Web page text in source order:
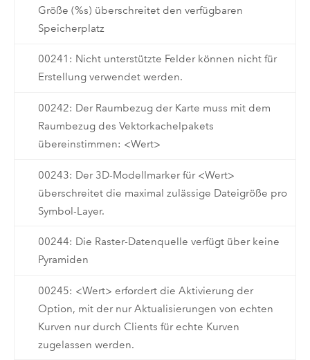
Größe (%s) überschreitet den verfügbaren
Speicherplatz
00241: Nicht unterstützte Felder können nicht für
Erstellung verwendet werden.
00242: Der Raumbezug der Karte muss mit dem
Raumbezug des Vektorkachelpakets
übereinstimmen: <Wert>
00243: Der 3D-Modellmarker für <Wert>
überschreitet die maximal zulässige Dateigröße pro
Symbol-Layer.
00244: Die Raster-Datenquelle verfügt über keine
Pyramiden
00245: <Wert> erfordert die Aktivierung der
Option, mit der nur Aktualisierungen von echten
Kurven nur durch Clients für echte Kurven
zugelassen werden.